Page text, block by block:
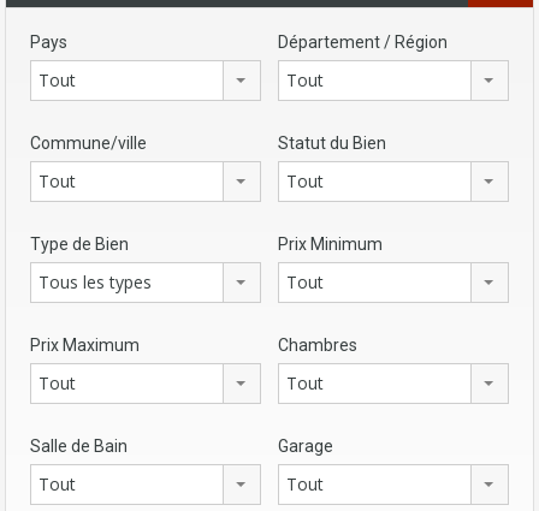
Pays
Tout
Département / Région
Tout
Commune/ville
Tout
Statut du Bien
Tout
Type de Bien
Tous les types
Prix Minimum
Tout
Prix Maximum
Tout
Chambres
Tout
Salle de Bain
Tout
Garage
Tout